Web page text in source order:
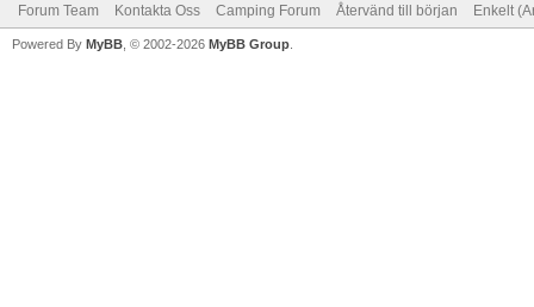
Forum Team Kontakta Oss Camping Forum Återvänd till början Enkelt
Powered By MyBB , © 2002-2026 MyBB Group